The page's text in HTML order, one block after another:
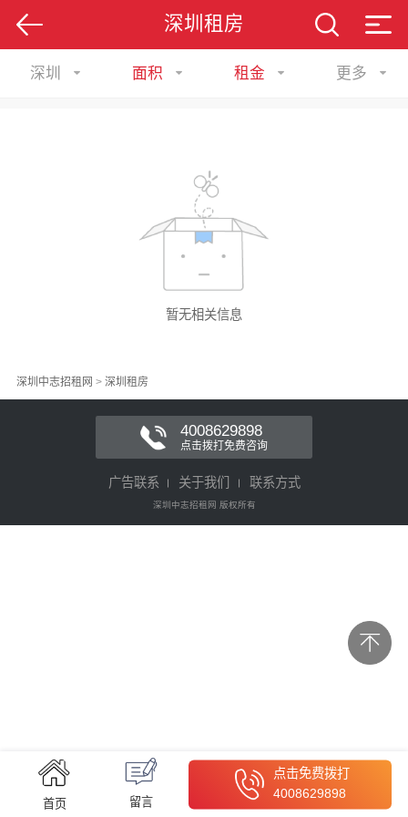
深圳租房
深圳 面积 租金 更多
暂无相关信息
深圳中志招租网 > 深圳租房
首页 留言
点击免费拨打
4008629898
4008629898
点击拨打免费咨询
广告联系 关于我们 联系方式
深圳中志招租网 版权所有